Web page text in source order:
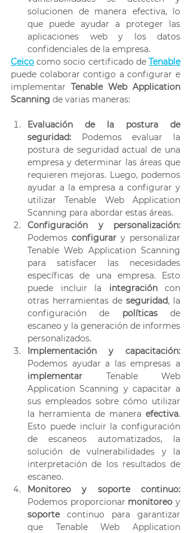
solucionen de manera efectiva, lo
que puede ayudar a proteger las
aplicaciones web y los datos
confidenciales de la empresa.
Ceico como socio certificado de Tenable
puede colaborar contigo a configurar e
implementar Tenable Web Application
Scanning de varias maneras:
Evaluación de la postura de
seguridad: Podemos evaluar la
postura de seguridad actual de una
empresa y determinar las áreas que
requieren mejoras. Luego, podemos
ayudar a la empresa a configurar y
utilizar Tenable Web Application
Scanning para abordar estas áreas.
Configuración y personalización:
Podemos configurar y personalizar
Tenable Web Application Scanning
para satisfacer las necesidades
específicas de una empresa. Esto
puede incluir la integración con
otras herramientas de seguridad, la
configuración de políticas de
escaneo y la generación de informes
personalizados.
Implementación y capacitación:
implementar Tenable Web
Application Scanning y capacitar a
sus empleados sobre cómo utilizar
la herramienta de manera efectiva.
Esto puede incluir la configuración
de escaneos automatizados, la
solución de vulnerabilidades y la
interpretación de los resultados de
escaneo.
Podemos proporcionar monitoreo
soporte continuo para garantizar
que Tenable Web Application